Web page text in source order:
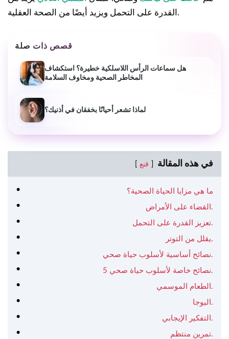
القدرة على التحمل ويزيد أيضًا من الصحة العقلية.
قصص ذات صلة
هل سماعات الرأس اللاسلكية خطيرة؟ استكشاف
المخاطر الصحية ومخاوف السلامة
لماذا تشعر أحيانًا بخفقان في أذنيك؟
في هذه المقالة قنع
ما هي مزايا الحياة الصحية؟
القضاء على الأمراض.
تعزيز القدرة على التحمل.
يقلل من التوتر.
نصائح أساسية لأسلوب حياة صحي.
5 نصائح خاصة لأسلوب حياة صحي.
الطعام الموسمي.
اليوجا.
التفكير الإيجابي.
تمرين منتظم.